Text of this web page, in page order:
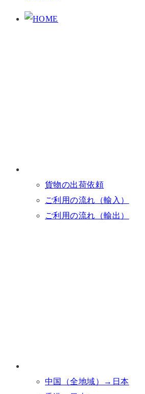
貨物の出荷依頼
ご利用の流れ（輸入）
ご利用の流れ（輸出）
中国（全地域）→日本